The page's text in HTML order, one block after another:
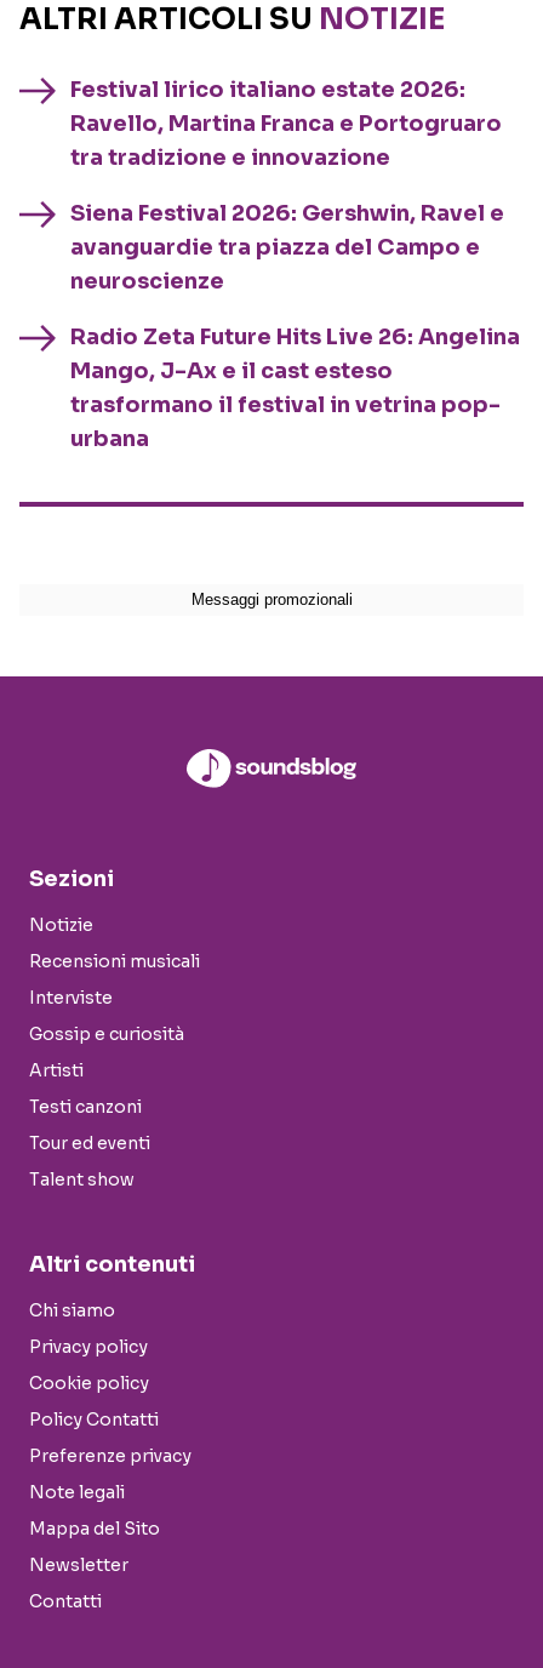
ALTRI ARTICOLI SU NOTIZIE
Festival lirico italiano estate 2026:
Ravello, Martina Franca e Portogruaro
tra tradizione e innovazione
Siena Festival 2026: Gershwin, Ravel e
avanguardie tra piazza del Campo e
neuroscienze
Radio Zeta Future Hits Live 26: Angelina
Mango, J-Ax e il cast esteso
trasformano il festival in vetrina pop-
urbana
Sezioni
Notizie
Recensioni musicali
Interviste
Gossip e curiosità
Artisti
Testi canzoni
Tour ed eventi
Talent show
Altri contenuti
Chi siamo
Privacy policy
Cookie policy
Policy Contatti
Preferenze privacy
Note legali
Mappa del Sito
Newsletter
Contatti